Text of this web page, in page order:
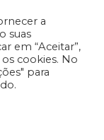
a
suas
em “Aceitar”,
cookies. No
para